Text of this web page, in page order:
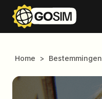
Home > Bestemmingen